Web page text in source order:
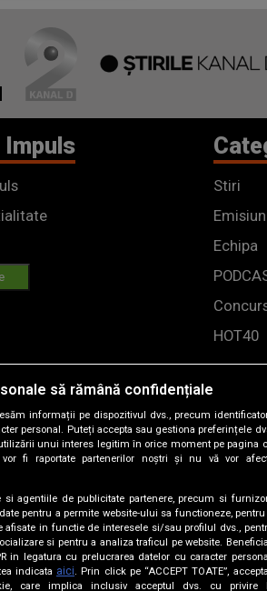
Impuls
Stiri
Echipa
HOT40
© 2019-2026 DOGAN
să rămână confidențiale
informații pe dispozitivul dvs., precum
personal. Puteți accepta sau gestiona preferințele
unui interes legitim în orice moment pe pagina
fi raportate partenerilor noștri și nu vă vor
agentiile de publicitate partenere, precum si
pentru a permite website-ului sa functioneze, pentru
in functie de interesele si/sau profilul dvs.,
si pentru a analiza traficul pe website.
in legatura cu prelucrarea datelor cu caracter
indicata aici. Prin click pe “ACCEPT TOATE”,
care implica inclusiv acceptul dvs. cu privire